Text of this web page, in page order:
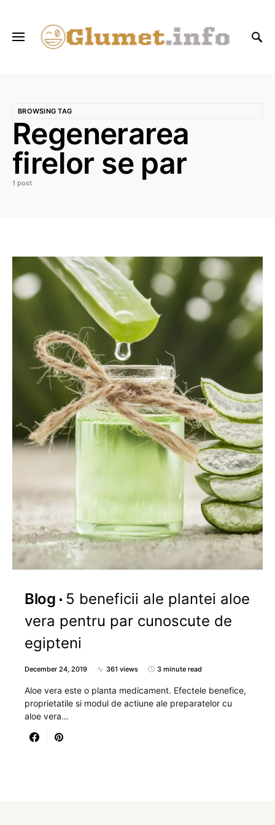
BROWSING TAG
Regenerarea
firelor se par
1 post
Blog
5 beneficii ale plantei aloe
vera pentru par cunoscute de
egipteni
December 24, 2019 361 views 3 minute read
Aloe vera este o planta medicament. Efectele benefice,
proprietatile si modul de actiune ale preparatelor cu
aloe vera…